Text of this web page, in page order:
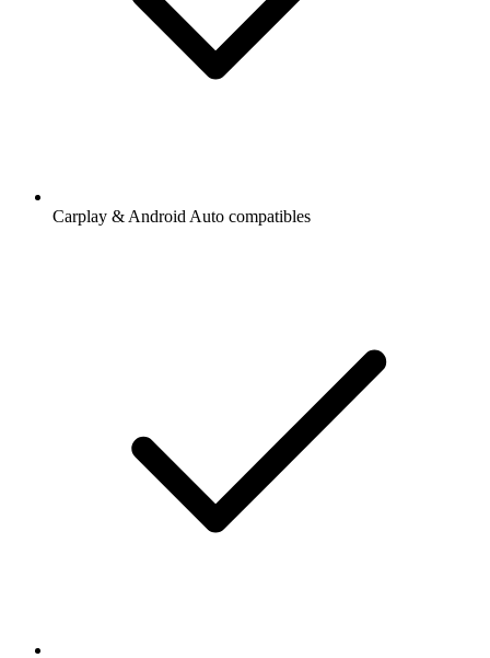
Carplay & Android Auto compatibles